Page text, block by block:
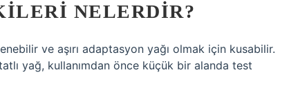
NELERDIR?
ve aşırı adaptasyon yağı olmak için kusabilir.
yağ, kullanımdan önce küçük bir alanda test